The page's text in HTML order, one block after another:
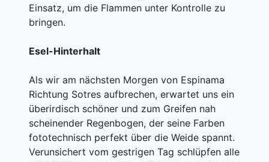
Einsatz, um die Flammen unter Kontrolle zu
bringen.
Esel-Hinterhalt
Als wir am nächsten Morgen von Espinama
Richtung Sotres aufbrechen, erwartet uns ein
überirdisch schöner und zum Greifen nah
scheinender Regenbogen, der seine Farben
fototechnisch perfekt über die Weide spannt.
Verunsichert vom gestrigen Tag schlüpfen alle